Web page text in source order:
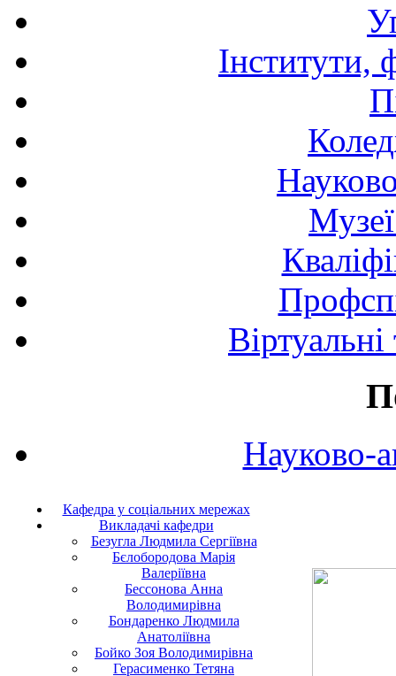
Інститути,
Науково-
Кафедра у соціальних мережах
Викладачі кафедри
Безугла Людмила Сергіївна
Бєлобородова Марія
Валеріївна
Бессонова Анна
Володимирівна
Бондаренко Людмила
Анатоліївна
Бойко Зоя Володимирівна
Герасименко Тетяна